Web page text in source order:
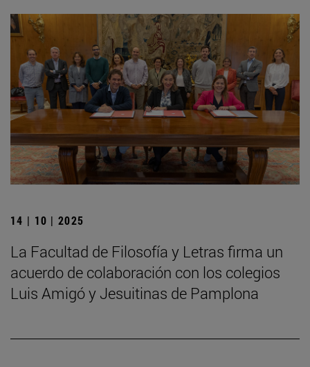
14 | 10 | 2025
La Facultad de Filosofía y Letras firma un
acuerdo de colaboración con los colegios
Luis Amigó y Jesuitinas de Pamplona